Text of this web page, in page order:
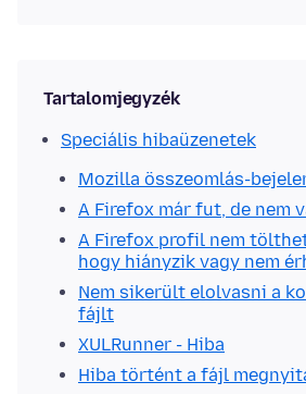
Tartalomjegyzék
Speciális hibaüzenetek
Mozilla összeomlás-
A Firefox már fut, de nem
A Firefox profil nem
hogy hiányzik vagy nem
Nem sikerült elolvasni a
fájlt
XULRunner - Hiba
Hiba történt a fájl